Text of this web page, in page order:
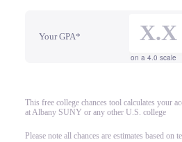
Your GPA*
on a 4.0 scale
This free college chances tool calculates your
at Albany SUNY or any other U.S. college
Please note all chances are estimates based on